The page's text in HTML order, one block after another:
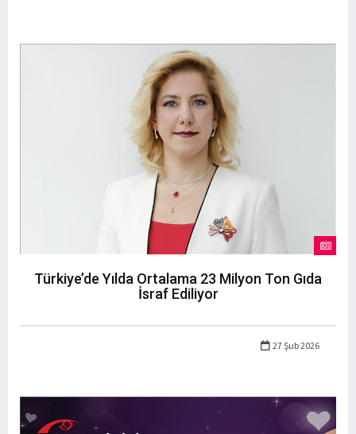
Türkiye’de Yılda Ortalama 23 Milyon Ton Gıda
İsraf Ediliyor
27 Şub 2026